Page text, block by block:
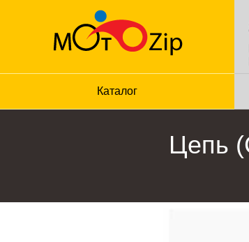
Каталог
Цепь